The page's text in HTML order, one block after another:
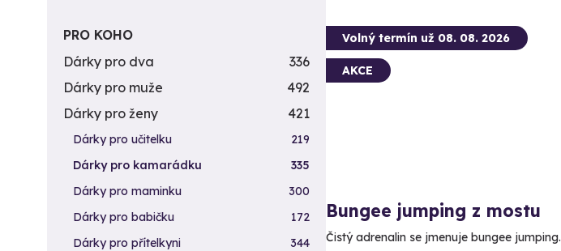
Volný termín už 08. 08. 2026
AKCE
Bungee jumping z mostu
Čistý adrenalin se jmenuje bungee jumping.
PRO KOHO
Dárky pro dva
336
Dárky pro muže
492
Dárky pro ženy
421
Dárky pro učitelku
219
Dárky pro kamarádku
335
Dárky pro maminku
300
Dárky pro babičku
172
Dárky pro přítelkyni
344